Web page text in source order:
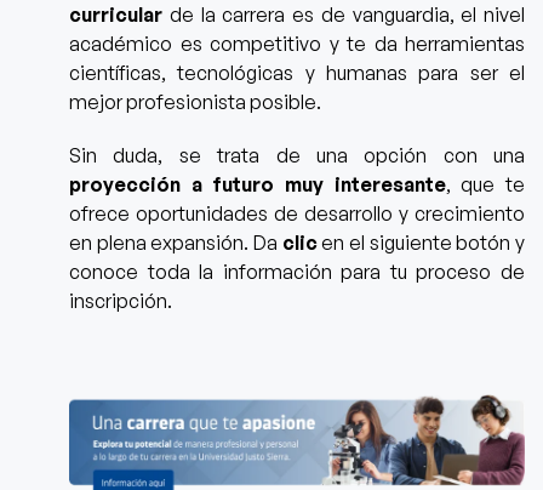
curricular de la carrera es de vanguardia, el nivel
académico es competitivo y te da herramientas
científicas, tecnológicas y humanas para ser el
mejor profesionista posible.
Sin duda, se trata de una opción con una
proyección a futuro muy interesante, que te
ofrece oportunidades de desarrollo y crecimiento
en plena expansión. Da clicen el siguiente botón y
conoce toda la información para tu proceso de
inscripción.